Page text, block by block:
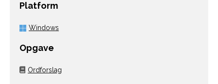
Platform
Windows
Opgave
Ordforslag